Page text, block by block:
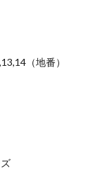
（地番）